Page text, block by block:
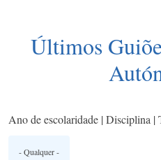
Últimos
Ano de escolaridade | Disciplina |